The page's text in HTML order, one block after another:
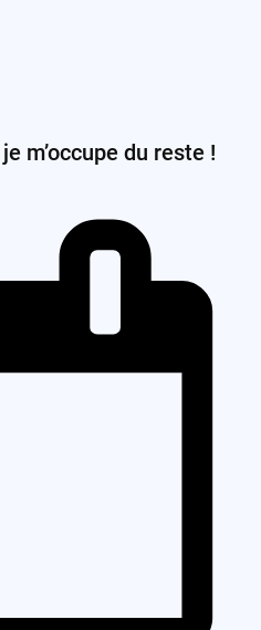
m’occupe du reste !